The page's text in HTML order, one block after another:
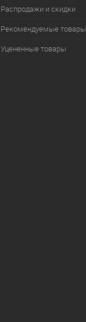
Распродажи и скидки
Рекомендуемые товары
Уцененные товары